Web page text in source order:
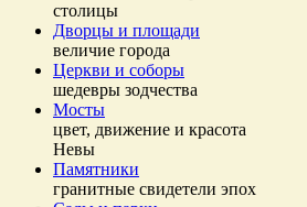
столицы
Дворцы и площади
величие города
Церкви и соборы
шедевры зодчества
Мосты
цвет, движение и красота
Невы
Памятники
гранитные свидетели эпох